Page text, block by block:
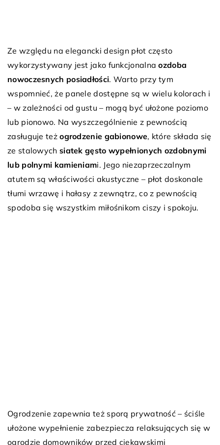
Ze względu na elegancki design płot często
wykorzystywany jest jako funkcjonalna ozdoba
nowoczesnych posiadłości. Warto przy tym
wspomnieć, że panele dostępne są w wielu kolorach i
– w zależności od gustu – mogą być ułożone poziomo
lub pionowo. Na wyszczególnienie z pewnością
zasługuje teżogrodzenie gabionowe, które składa się
ze stalowych siatek gęsto wypełnionych ozdobnymi
lub polnymi kamieniami. Jego niezaprzeczalnym
atutem są właściwości akustyczne – płot doskonale
tłumi wrzawę i hałasy z zewnątrz, co z pewnością
spodoba się wszystkim miłośnikom ciszy i spokoju.
Ogrodzenie zapewnia też sporą prywatność – ściśle
ułożone wypełnienie zabezpiecza relaksujących się w
ogrodzie domowników przed ciekawskimi